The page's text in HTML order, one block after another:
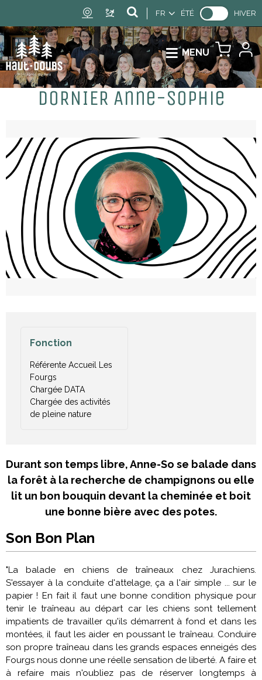
FR ÉTÉ HIVER
MENU
DORNIER Anne-Sophie
Fonction
Référente Accueil Les
Fourgs
Chargée DATA
Chargée des activités
de pleine nature
Durant son temps libre, Anne-So se balade dans
la forêt à la recherche de champignons ou elle
lit un bon bouquin devant la cheminée et boit
une bonne bière avec des potes.
Son Bon Plan
"La balade en chiens de traîneaux chez Jurachiens.
S'essayer à la conduite d'attelage, ça a l'air simple ... sur le
papier ! En fait il faut une bonne condition physique pour
tenir le traîneau au départ car les chiens sont tellement
impatients de travailler qu'ils démarrent à fond et dans les
montées, il faut les aider en poussant le traîneau. Conduire
son propre traîneau dans les grands espaces enneigés des
Fourgs nous donne une réelle sensation de liberté. A faire et
à refaire mais n'oubliez pas de réserver longtemps à